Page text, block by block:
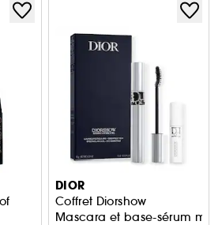
DIOR
Coffret Diorshow
Mascara et base-sérum